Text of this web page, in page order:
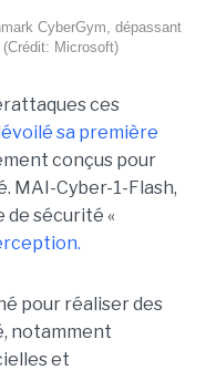
CyberGym, dépassant
Microsoft)
ces
sa première
conçus pour
MAI-Cyber-1-Flash,
de sécurité «
pour réaliser des
notamment
et